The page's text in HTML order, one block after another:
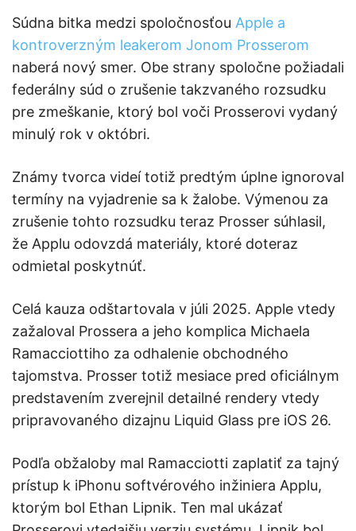
Súdna bitka medzi spoločnosťou Apple a
kontroverzným leakerom Jonom Prosserom
naberá nový smer. Obe strany spoločne požiadali
federálny súd o zrušenie takzvaného rozsudku
pre zmeškanie, ktorý bol voči Prosserovi vydaný
minulý rok v októbri.
Známy tvorca videí totiž predtým úplne ignoroval
termíny na vyjadrenie sa k žalobe. Výmenou za
zrušenie tohto rozsudku teraz Prosser súhlasil,
že Applu odovzdá materiály, ktoré doteraz
odmietal poskytnúť.
Celá kauza odštartovala v júli 2025. Apple vtedy
zažaloval Prossera a jeho komplica Michaela
Ramacciottiho za odhalenie obchodného
tajomstva. Prosser totiž mesiace pred oficiálnym
predstavením zverejnil detailné rendery vtedy
pripravovaného dizajnu Liquid Glass pre iOS 26.
Podľa obžaloby mal Ramacciotti zaplatiť za tajný
prístup k iPhonu softvérového inžiniera Applu,
ktorým bol Ethan Lipnik. Ten mal ukázať